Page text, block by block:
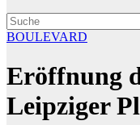
BOULEVARD
Eröffnung
Leipziger